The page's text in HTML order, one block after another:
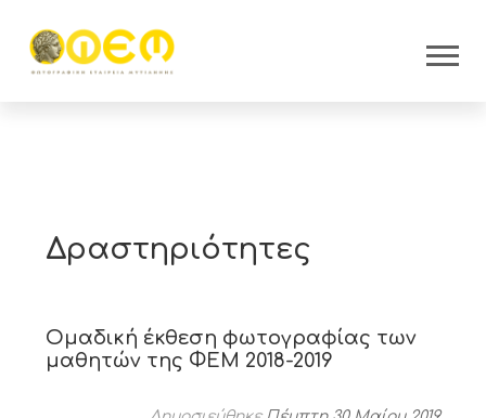
Δραστηριότητες
Ομαδική έκθεση φωτογραφίας των
μαθητών της ΦΕΜ 2018-2019